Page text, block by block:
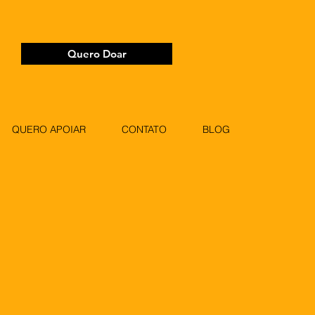
QUERO APOIAR CONTATO BLOG
Quero Doar